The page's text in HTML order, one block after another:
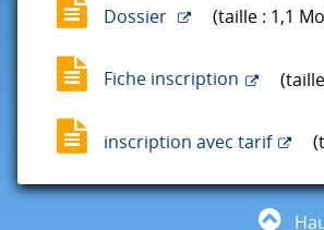
Dossier (taille : 1,1
Fiche inscription
inscription avec tarif